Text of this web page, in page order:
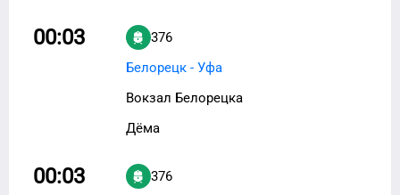
00:03
376
Белорецк - Уфа
Вокзал Белорецка
Дёма
00:03
376